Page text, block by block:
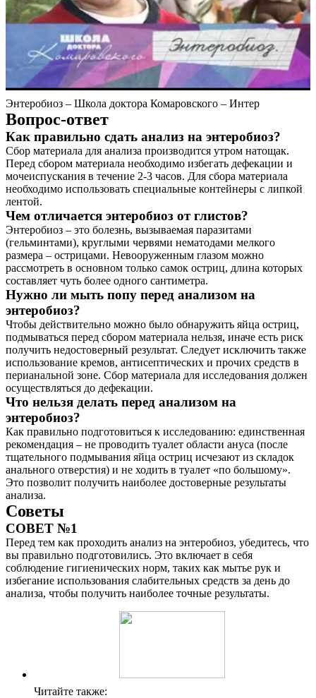
Энтеробиоз – Школа доктора Комаровского – Интер
Вопрос-ответ
Как правильно сдать анализ на энтеробиоз?
Сбор материала для анализа производится утром натощак.
Перед сбором материала необходимо избегать дефекации и
мочеиспускания в течение 2-3 часов. Для сбора материала
необходимо использовать специальные контейнеры с липкой
лентой.
Чем отличается энтеробиоз от глистов?
Энтеробиоз – это болезнь, вызываемая паразитами
(гельминтами), круглыми червями нематодами мелкого
размера – острицами. Невооруженным глазом можно
рассмотреть в основном только самок остриц, длина которых
составляет чуть более одного сантиметра.
Нужно ли мыть попу перед анализом на
энтеробиоз?
Чтобы действительно можно было обнаружить яйца остриц,
подмываться перед сбором материала нельзя, иначе есть риск
получить недостоверный результат. Следует исключить также
использование кремов, антисептических и прочих средств в
перианальной зоне. Сбор материала для исследования должен
осуществляться до дефекации.
Что нельзя делать перед анализом на
энтеробиоз?
Как правильно подготовиться к исследованию: единственная
рекомендация – не проводить туалет области ануса (после
тщательного подмывания яйца остриц исчезают из складок
анального отверстия) и не ходить в туалет «по большому».
Это позволит получить наиболее достоверные результаты
анализа.
Советы
СОВЕТ №1
Перед тем как проходить анализ на энтеробиоз, убедитесь, что
вы правильно подготовились. Это включает в себя
соблюдение гигиенических норм, таких как мытье рук и
избегание использования слабительных средств за день до
анализа, чтобы получить наиболее точные результаты.
Читайте также: